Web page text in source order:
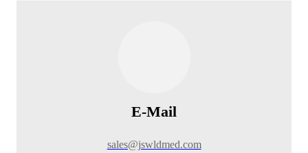
E-Mail
sales@jswldmed.com